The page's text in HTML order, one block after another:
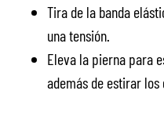
Tira de la banda
una tensión.
Eleva la pierna para
además de estirar los